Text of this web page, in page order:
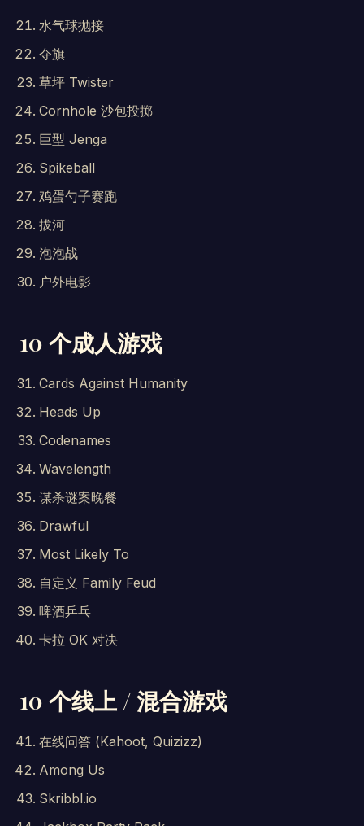
水气球抛接
夺旗
草坪 Twister
Cornhole 沙包投掷
巨型 Jenga
Spikeball
鸡蛋勺子赛跑
拔河
泡泡战
户外电影
10 个成人游戏
Cards Against Humanity
Heads Up
Codenames
Wavelength
谋杀谜案晚餐
Drawful
Most Likely To
自定义 Family Feud
啤酒乒乓
卡拉 OK 对决
10 个线上 / 混合游戏
在线问答 (Kahoot, Quizizz)
Among Us
Skribbl.io